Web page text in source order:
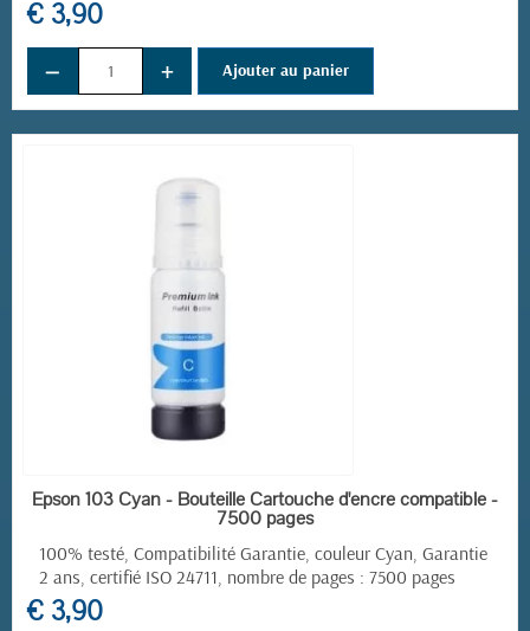
€ 3,90
− + Ajouter au panier
EN STOCK
Epson 103 Cyan - Bouteille Cartouche d'encre compatible -
7500 pages
100% testé, Compatibilité Garantie, couleur Cyan, Garantie
2 ans, certifié ISO 24711, nombre de pages : 7500 pages
€ 3,90